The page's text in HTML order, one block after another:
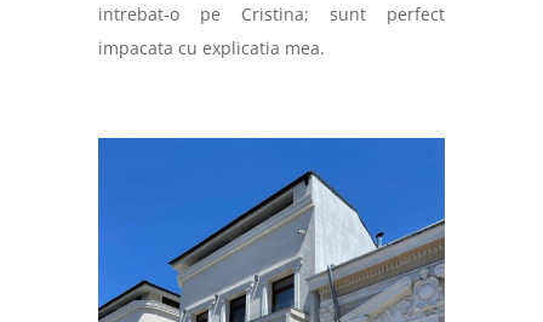
intrebat-o pe Cristina; sunt perfect
impacata cu explicatia mea.